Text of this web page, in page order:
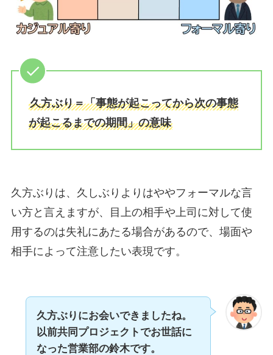
久方ぶり＝「事態が起こってから次の事態
が起こるまでの期間」の意味
久方ぶりは、久しぶりよりはややフォーマルな言
い方と言えますが、目上の相手や上司に対して使
用するのは失礼にあたる場合があるので、場面や
相手によって注意したい表現です。
久方ぶりにお会いできましたね。
以前共同プロジェクトでお世話に
なった営業部の鈴木です。